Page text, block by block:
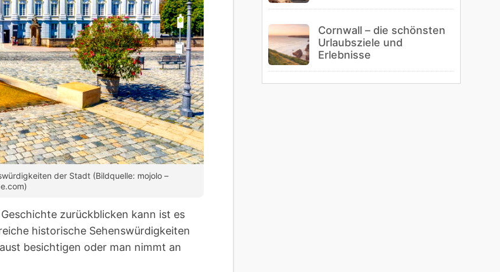
der Stadt (Bildquelle: mojolo –
zurückblicken kann ist es
historische Sehenswürdigkeiten
besichtigen oder man nimmt an
Cornwall – die schönsten
Urlaubsziele und
Erlebnisse